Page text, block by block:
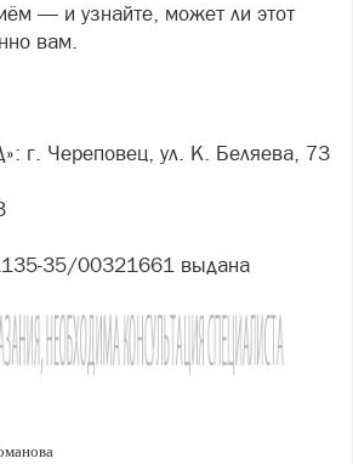
— и узнайте, может ли этот
вам.
г. Череповец, ул. К. Беляева, 73
35/00321661 выдана